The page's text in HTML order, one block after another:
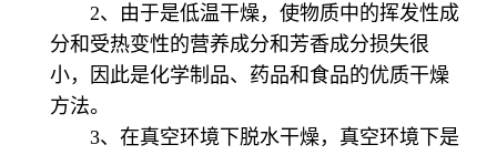
2、由于是低温干燥，使物质中的挥发性成
分和受热变性的营养成分和芳香成分损失很
小，因此是化学制品、药品和食品的优质干燥
方法。
3、在真空环境下脱水干燥，真空环境下是